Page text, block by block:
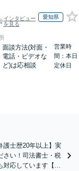
インタビュー
を見る
愛知県
面談方法(対面・
電話・ビデオな
ど)は応相談
営業時
間：本日
定休日
護士歴20年以上】実
さい！司法書士・税
対応しています【夜